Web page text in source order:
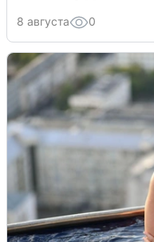
8 августа 0